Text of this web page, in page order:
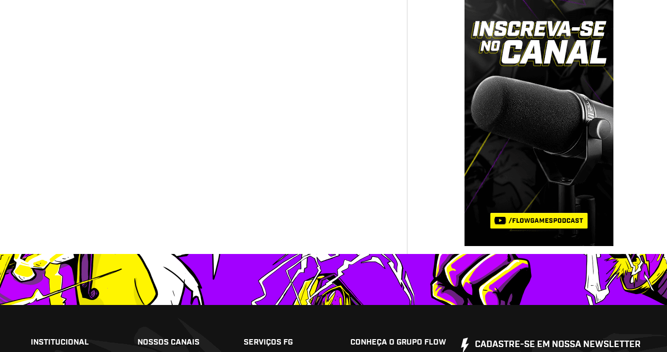
INSTITUCIONAL NOSSOS CANAIS SERVIÇOS FG CONHEÇA O GRUPO FLOW CADASTRE-SE EM NOSSA NEWSLETTER